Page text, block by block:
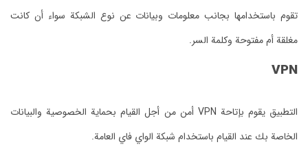
تقوم باستخدامها بجانب معلومات وبيانات عن نوع الشبكة سواء أن كانت
مغلقة أم مفتوحة وكلمة السر.
VPN
التطبيق يقوم بإتاحة VPN أمن من أجل القيام بحماية الخصوصية والبيانات
الخاصة بك عند القيام باستخدام شبكة الواي فاي العامة.